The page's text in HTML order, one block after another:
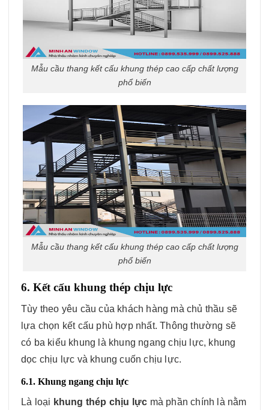
Mẫu cầu thang kết cấu khung thép cao cấp chất lượng
phổ biến
Mẫu cầu thang kết cấu khung thép cao cấp chất lượng
phổ biến
6. Kết cấu khung thép chịu lực
Tùy theo yêu cầu của khách hàng mà chủ thầu sẽ
lựa chọn kết cấu phù hợp nhất. Thông thường sẽ
có ba kiểu khung là khung ngang chịu lực, khung
dọc chịu lực và khung cuốn chịu lực.
6.1. Khung ngang chịu lực
Là loại khung thép chịu lực mà phần chính là nằm